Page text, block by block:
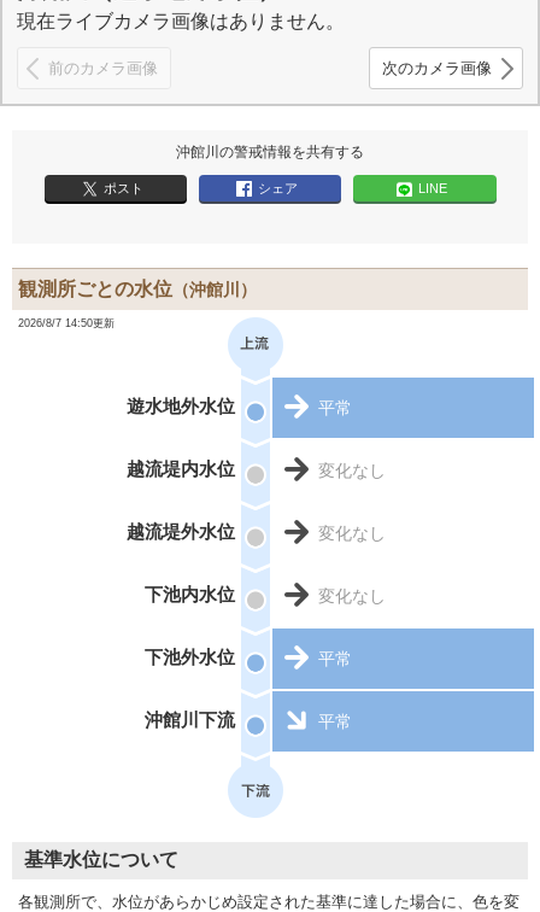
現在ライブカメラ画像はありません。
前のカメラ画像 次のカメラ画像
沖館川の警戒情報を共有する
ポスト シェア LINE
観測所ごとの水位 （沖館川）
2026/8/7 14:50更新
遊水地外水位 平常
越流堤内水位 変化なし
越流堤外水位 変化なし
下池内水位 変化なし
下池外水位 平常
沖館川下流 平常
基準水位について
各観測所で、水位があらかじめ設定された基準に達した場合に、色を変